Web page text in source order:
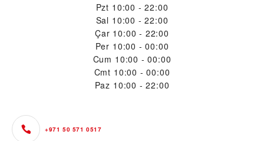
Pzt 10:00 - 22:00
Sal 10:00 - 22:00
Çar 10:00 - 22:00
Per 10:00 - 00:00
Cum 10:00 - 00:00
Cmt 10:00 - 00:00
Paz 10:00 - 22:00
+971 50 571 0517